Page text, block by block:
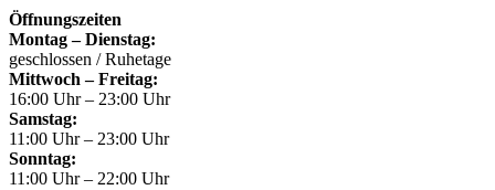
Öffnungszeiten
Montag – Dienstag:
geschlossen / Ruhetage
Mittwoch – Freitag:
16:00 Uhr – 23:00 Uhr
Samstag:
11:00 Uhr – 23:00 Uhr
Sonntag:
11:00 Uhr – 22:00 Uhr